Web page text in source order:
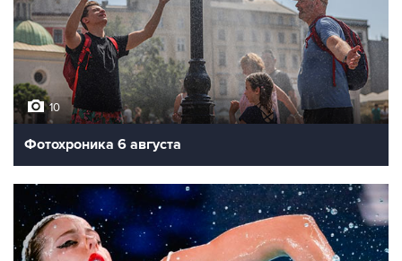
10
Фотохроника 6 августа